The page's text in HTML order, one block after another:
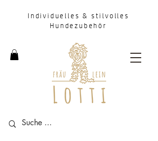
Individuelles & stilvolles
Hundezubehör